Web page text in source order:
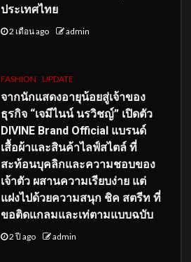
ประเทศไทย
2 เดือน ago admin
FASHION UPDATE
จากนักแสดงอายุน้อยสู่เจ้าของ
ธุรกิจ “เจมีไนน์ นรวิชญ์” เปิดตัว
DIVINE Brand Official แบรนด์
เสื้อผ้าและสินค้าไลฟ์สไตล์ ที่
สะท้อนบุคลิกและความชอบของ
เจ้าตัว ผสานความเรียบง่าย แต่
แฝงไปด้วยความสนุก ชิค สตรีท ที่
ขอติดแกลมและเท่ตามแบบฉบับ
2 ปี ago admin